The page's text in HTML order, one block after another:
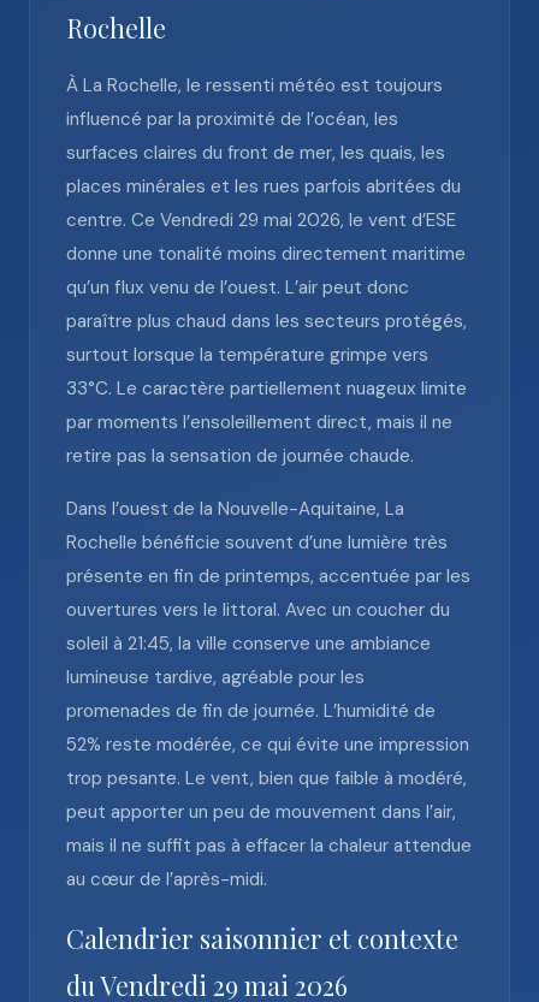
Rochelle
À La Rochelle, le ressenti météo est toujours
influencé par la proximité de l’océan, les
surfaces claires du front de mer, les quais, les
places minérales et les rues parfois abritées du
centre. Ce Vendredi 29 mai 2026, le vent d’ESE
donne une tonalité moins directement maritime
qu’un flux venu de l’ouest. L’air peut donc
paraître plus chaud dans les secteurs protégés,
surtout lorsque la température grimpe vers
33°C. Le caractère partiellement nuageux limite
par moments l’ensoleillement direct, mais il ne
retire pas la sensation de journée chaude.
Dans l’ouest de la Nouvelle-Aquitaine, La
Rochelle bénéficie souvent d’une lumière très
présente en fin de printemps, accentuée par les
ouvertures vers le littoral. Avec un coucher du
soleil à 21:45, la ville conserve une ambiance
lumineuse tardive, agréable pour les
promenades de fin de journée. L’humidité de
52% reste modérée, ce qui évite une impression
trop pesante. Le vent, bien que faible à modéré,
peut apporter un peu de mouvement dans l’air,
mais il ne suffit pas à effacer la chaleur attendue
au cœur de l’après-midi.
Calendrier saisonnier et contexte
du Vendredi 29 mai 2026